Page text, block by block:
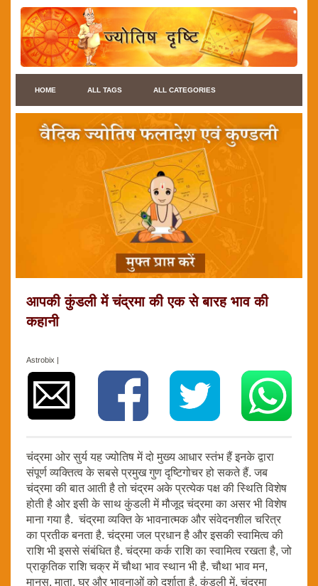
HOME ALL TAGS ALL CATEGORIES
आपकी कुंडली में चंद्रमा की एक से बारह भाव की
कहानी
Astrobix |
चंद्रमा ओर सुर्य यह ज्योतिष में दो मुख्य आधार स्तंभ हैं इनके द्वारा
संपूर्ण व्यक्तित्व के सबसे प्रमुख गुण दृष्टिगोचर हो सकते हैं. जब
चंद्रमा की बात आती है तो चंद्रम अके प्रत्येक पक्ष की स्थिति विशेष
होती है ओर इसी के साथ कुंडली में मौजूद चंद्रमा का असर भी विशेष
माना गया है. चंद्रमा व्यक्ति के भावनात्मक और संवेदनशील चरित्र
का प्रतीक बनता है. चंद्रमा जल प्रधान है और इसकी स्वामित्व की
राशि भी इससे संबंधित है. चंद्रमा कर्क राशि का स्वामित्व रखता है, जो
प्राकृतिक राशि चक्र में चौथा भाव स्थान भी है. चौथा भाव मन,
मानस, माता, घर और भावनाओं को दर्शाता है. कुंडली में, चंद्रमा